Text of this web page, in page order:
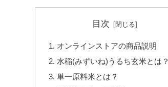
目次
オンラインストアの商品説明
水稲(みずいね)うるち玄米とは？
単一原料米とは？